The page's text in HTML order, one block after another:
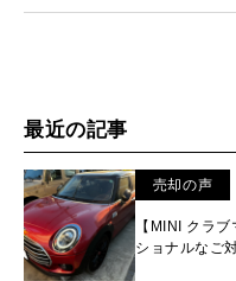
最近の記事
売却の声
【MINI クラブ
ショナルなご